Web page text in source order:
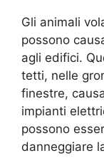
Gli animali
possono
agli edifici.
tetti, nelle
finestre,
impianti
possono
danneggiare